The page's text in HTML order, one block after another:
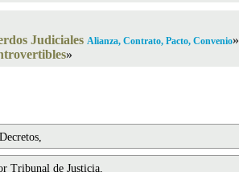
Judiciales Alianza, Contrato, Pacto, Convenio»
»
Tribunal de Justicia,